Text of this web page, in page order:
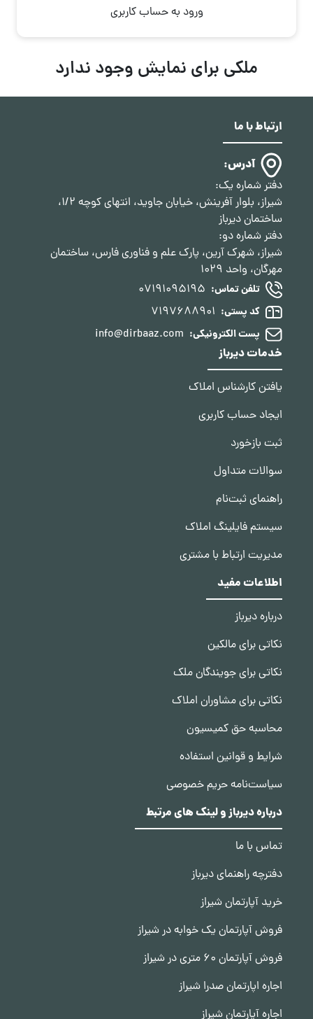
ورود به حساب کاربری
ملکی برای نمایش وجود ندارد
ارتباط با ما
آدرس:
دفتر شماره یک:
شیراز، بلوار آفرینش، خیابان جاوید، انتهای کوچه 1/2،
ساختمان دیرباز
دفتر شماره دو:
شیراز، شهرک آرین، پارک علم و فناوری فارس، ساختمان
مهرگان، واحد 1029
تلفن تماس: 07191095195
کد پستی: 7197688901
پست الکترونیکی: info@dirbaaz.com
خدمات دیرباز
یافتن کارشناس املاک
ایجاد حساب کاربری
ثبت بازخورد
سوالات متداول
راهنمای ثبت‌نام
سیستم فایلینگ املاک
مدیریت ارتباط با مشتری
اطلاعات مفید
درباره دیرباز
نکاتی برای مالکین
نکاتی برای جویندگان ملک
نکاتی برای مشاوران املاک
محاسبه حق کمیسیون
شرایط و قوانین استفاده
سیاست‌نامه حریم خصوصی
درباره دیرباز و لینک های مرتبط
تماس با ما
دفترچه راهنمای دیرباز
خرید آپارتمان شیراز
فروش آپارتمان یک خوابه در شیراز
فروش آپارتمان 60 متری در شیراز
اجاره اپارتمان صدرا شیراز
اجاره آپارتمان شیراز